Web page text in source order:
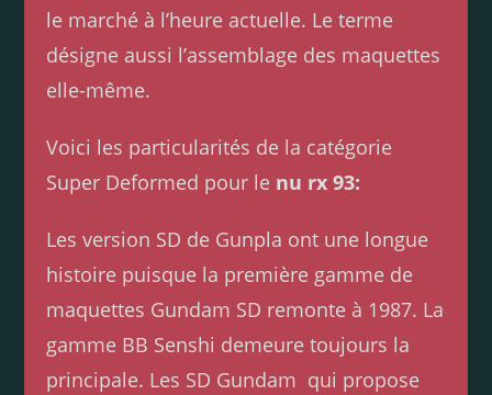
le marché à l’heure actuelle. Le terme
désigne aussi l’assemblage des maquettes
elle-même.
Voici les particularités de la catégorie
Super Deformed pour le nu rx 93:
Les version SD de Gunpla ont une longue
histoire puisque la première gamme de
maquettes Gundam SD remonte à 1987. La
gamme BB Senshi demeure toujours la
principale. Les SD Gundam qui propose